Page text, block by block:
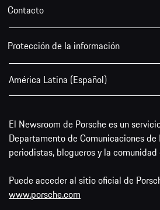
Contacto
Protección de la información
América Latina (Español)
El Newsroom de Porsche es un
Departamento de Comunicaciones de
periodistas, blogueros y la comunidad
Puede acceder al sitio oficial de
www.porsche.com